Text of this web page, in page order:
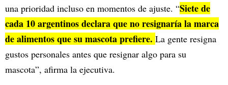
una prioridad incluso en momentos de ajuste. “Siete de
cada 10 argentinos declara que no resignaría la marca
de alimentos que su mascota prefiere. La gente resigna
gustos personales antes que resignar algo para su
mascota”, afirma la ejecutiva.